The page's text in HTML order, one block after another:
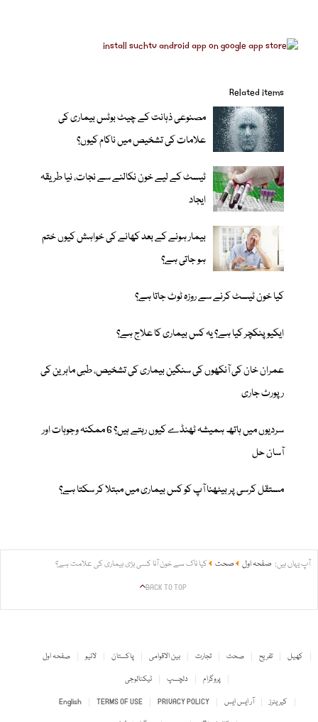
Related items
مصنوعی ذہانت کے چیٹ بوٹس بیماری کی
علامات کی تشخیص میں ناکام کیوں؟
ٹیسٹ کے لیے خون نکالنے سے نجات، نیا طریقہ
ایجاد
بیمار ہونے کے بعد کھانے کی خواہش کیوں ختم
ہو جاتی ہے؟
کیا خون ٹیسٹ کرنے سے روزہ ٹوٹ جاتا ہے؟
ایکیوپنکچر کیا ہے؟ یہ کس بیماری کا علاج ہے؟
عمران خان کی آنکھوں کی سنگین بیماری کی تشخیص، طبی ماہرین کی
رپورٹ جاری
سردیوں میں ہاتھ ہمیشہ ٹھنڈے کیوں رہتے ہیں؟ 6 ممکنہ وجوہات اور
آسان حل
مستقل کرسی پر بیٹھنا آپ کو کس بیماری میں مبتلا کر سکتا ہے؟
آپ یہاں ہیں: صفحہ اول صحت کیا ناک سے خون آنا کسی بڑی بیماری کی علامت ہے؟
BACK TO TOP
صفحہ اول لائیو پاکستان بین الاقوامی تجارت صحت تفریح
کھیل
ٹیکنالوجی
دلچسپ
پروگرام
English
TERMS OF USE PRIVACY POLICY آر ایس ایس
کیریئرز